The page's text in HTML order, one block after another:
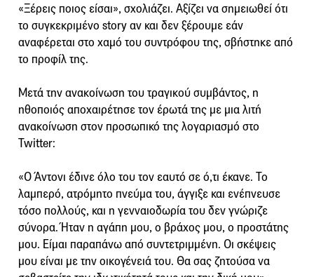
«Ξέρεις ποιος είσαι», σχολιάζει. Αξίζει να σημειωθεί ότι
το συγκεκριμένο story αν και δεν ξέρουμε εάν
αναφέρεται στο χαμό του συντρόφου της, σβήστηκε από
το προφίλ της.
Μετά την ανακοίνωση του τραγικού συμβάντος, η
ηθοποιός αποχαιρέτησε τον έρωτά της με μια λιτή
ανακοίνωση στον προσωπικό της λογαριασμό στο
Twitter:
«Ο Άντονι έδινε όλο του τον εαυτό σε ό,τι έκανε. Το
λαμπερό, ατρόμητο πνεύμα του, άγγιξε και ενέπνευσε
τόσο πολλούς, και η γενναιοδωρία του δεν γνώριζε
σύνορα. Ήταν η αγάπη μου, ο βράχος μου, ο προστάτης
μου. Είμαι παραπάνω από συντετριμμένη. Οι σκέψεις
μου είναι με την οικογένειά του. Θα σας ζητούσα να